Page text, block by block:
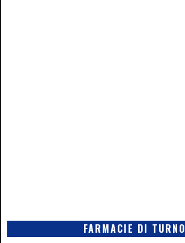
FARMACIE DI TURNO